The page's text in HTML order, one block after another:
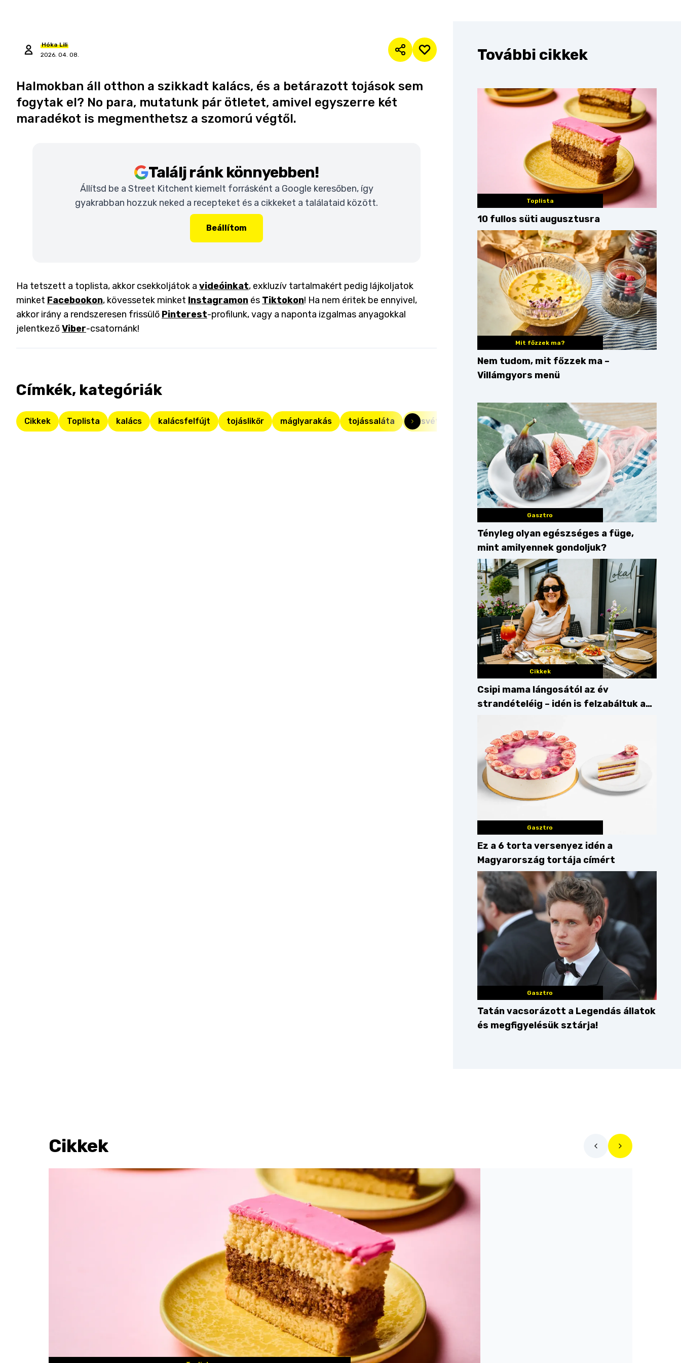
Hóka Lili
2026. 04. 08.
Halmokban áll otthon a szikkadt kalács, és a betárazott tojások sem
fogytak el? No para, mutatunk pár ötletet, amivel egyszerre két
maradékot is megmenthetsz a szomorú végtől.
Találj ránk könnyebben!
Állítsd be a Street Kitchent kiemelt forrásként a Google keresőben, így
gyakrabban hozzuk neked a recepteket és a cikkeket a találataid között.
Beállítom
Ha tetszett a toplista, akkor csekkoljátok a videóinkat, exkluzív tartalmakért pedig lájkoljatok
minket Facebookon, kövessetek minket Instagramon és Tiktokon! Ha nem éritek be ennyivel,
akkor irány a rendszeresen frissülő Pinterest-profilunk, vagy a naponta izgalmas anyagokkal
jelentkezőViber-csatornánk!
Címkék, kategóriák
Cikkek Toplista kalács kalácsfelfújt tojáslikőr máglyarakás tojássaláta húsvéti receptek tormás tojásos ételek
További cikkek
Toplista
10 fullos süti augusztusra
Mit főzzek ma?
Nem tudom, mit főzzek ma –
Villámgyors menü
Gasztro
Tényleg olyan egészséges a füge,
mint amilyennek gondoljuk?
Cikkek
Csipi mama lángosától az év
strandételéig – idén is felzabáltuk a
Gasztro
Ez a 6 torta versenyez idén a
Magyarország tortája címért
Gasztro
Tatán vacsorázott a Legendás állatok
és megfigyelésük sztárja!
Cikkek